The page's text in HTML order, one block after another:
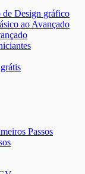
Design gráfico